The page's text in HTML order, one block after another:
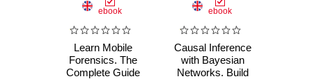
ebook
Learn Mobile
Forensics. The
Complete Guide
ebook
Causal Inference
with Bayesian
Networks. Build